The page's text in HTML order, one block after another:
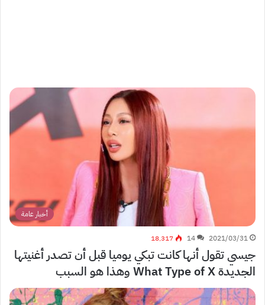
أخبار عامة
2021/03/31
14 18٬317
جيسي تقول أنها كانت تبكي يوميا قبل أن تصدر أغنيتها
الجديدة What Type of X وهذا هو السبب